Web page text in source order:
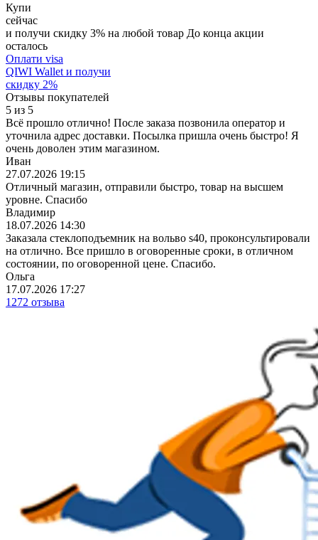
Купи
сейчас
и получи скидку 3% на любой товар До конца акции
осталось
Оплати visa
QIWI Wallet и получи
скидку 2%
Отзывы покупателей
5 из 5
Всё прошло отлично! После заказа позвонила оператор и
уточнила адрес доставки. Посылка пришла очень быстро! Я
очень доволен этим магазином.
Иван
27.07.2026 19:15
Отличный магазин, отправили быстро, товар на высшем
уровне. Спасибо
Владимир
18.07.2026 14:30
Заказала стеклоподъемник на вольво s40, проконсультировали
на отлично. Все пришло в оговоренные сроки, в отличном
состоянии, по оговоренной цене. Спасибо.
Ольга
17.07.2026 17:27
1272 отзыва